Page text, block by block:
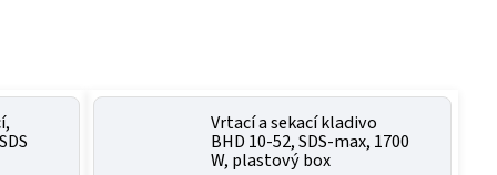
Vrtací a sekací kladivo
BHD 10-52, SDS-max, 1700
W, plastový box